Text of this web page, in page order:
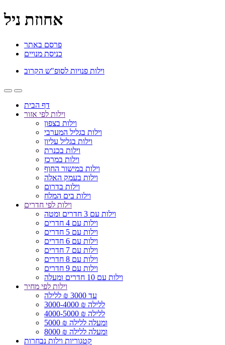
אחוזת ניל
פרסם באתר
כניסת מנויים
וילות פנויות לסופ"ש הקרוב
דף הבית
וילות לפי אזור
וילות בצפון
וילות בגליל המערבי
וילות בגליל עליון
וילות בכנרת
וילות במרכז
וילות במישור החוף
וילות בעמק האלה
וילות בדרום
וילות בים המלח
וילות לפי חדרים
וילות עם 3 חדרים ומטה
וילות עם 4 חדרים
וילות עם 5 חדרים
וילות עם 6 חדרים
וילות עם 7 חדרים
וילות עם 8 חדרים
וילות עם 9 חדרים
וילות עם 10 חדרים ומעלה
וילות לפי מחיר
עד 3000 ₪ ללילה
3000-4000 ₪ ללילה
4000-5000 ₪ ללילה
5000 ₪ ומעלה ללילה
8000 ₪ ומעלה ללילה
קטגוריות וילות נבחרות